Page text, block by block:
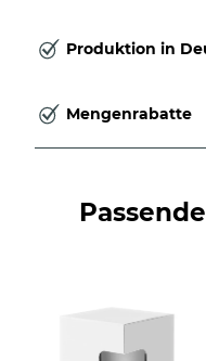
Produktion in
Mengenrabatte